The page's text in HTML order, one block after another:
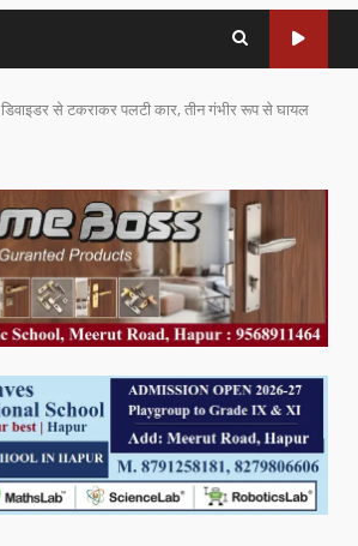
डिवाइडर से टकराकर पलटी कार, तीन गंभीर रूप से घायल